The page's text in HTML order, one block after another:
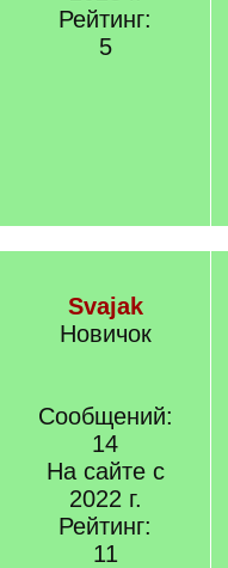
Рейтинг:
5
Svajak
Новичок
Сообщений:
14
На сайте с
2022 г.
Рейтинг:
11